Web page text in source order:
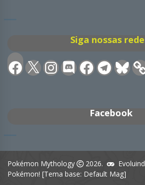
Siga nossas
Facebook
X Instagram
DiscordFacebookTelegramBluesky
Facebook
Pokémon Mythology 2026.
Pokémon! [Tema base: Default Mag]